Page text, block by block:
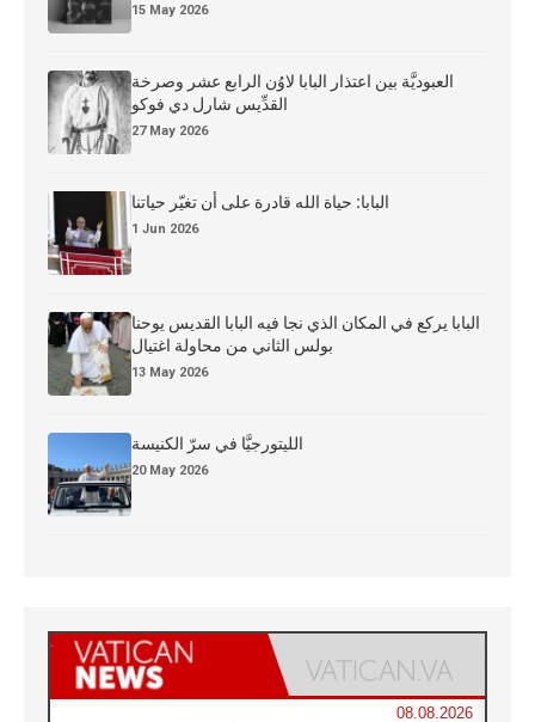
15 May 2026
العبوديَّة بين اعتذار البابا لاوُن الرابع عشر وصرخة
القدِّيس شارل دي فوكو
27 May 2026
البابا: حياة الله قادرة على أن تغيّر حياتنا
1 Jun 2026
البابا يركع في المكان الذي نجا فيه البابا القديس يوحنا
بولس الثاني من محاولة اغتيال
13 May 2026
الليتورجيَّا في سرّ الكنيسة
20 May 2026
08.08.2026